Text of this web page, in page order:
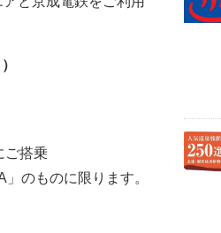
ご搭乗
のものに限ります。